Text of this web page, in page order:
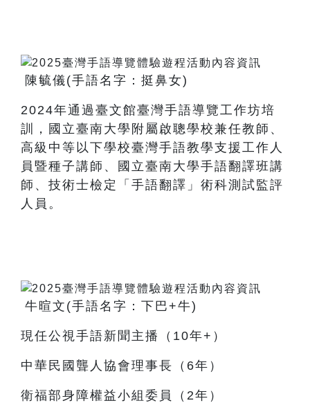
陳毓儀(手語名字：挺鼻女)
2024年通過臺文館臺灣手語導覽工作坊培
訓，國立臺南大學附屬啟聰學校兼任教師、
高級中等以下學校臺灣手語教學支援工作人
員暨種子講師、國立臺南大學手語翻譯班講
師、技術士檢定「手語翻譯」術科測試監評
人員。
牛暄文(手語名字：下巴+牛)
現任公視手語新聞主播（10年+）
中華民國聾人協會理事長（6年）
衛福部身障權益小組委員（2年）